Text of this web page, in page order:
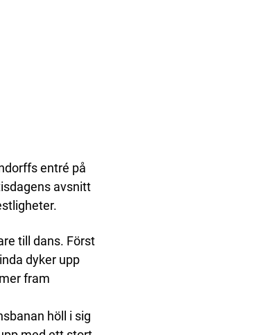
entré på
avsnitt
till dans. Först
dyker upp
fram
höll i sig